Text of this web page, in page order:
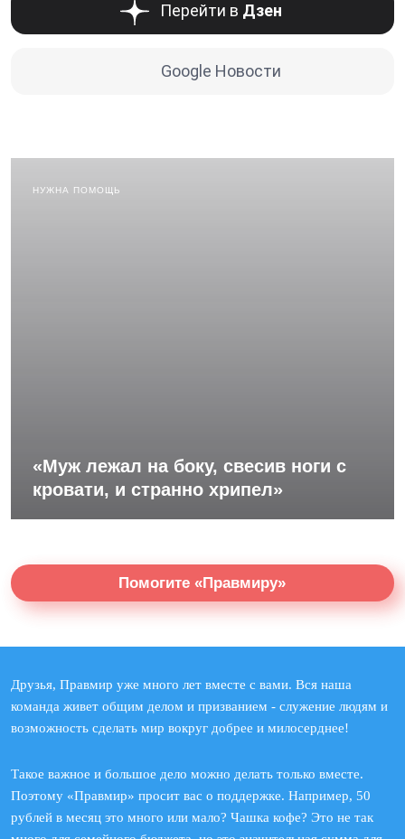
Перейти в Дзен
Google Новости
НУЖНА ПОМОЩЬ
«Муж лежал на боку, свесив ноги с
кровати, и странно хрипел»
Помогите «Правмиру»
Друзья, Правмир уже много лет вместе с вами. Вся наша
команда живет общим делом и призванием - служение людям и
возможность сделать мир вокруг добрее и милосерднее!
Такое важное и большое дело можно делать только вместе.
Поэтому «Правмир» просит вас о поддержке. Например, 50
рублей в месяц это много или мало? Чашка кофе? Это не так